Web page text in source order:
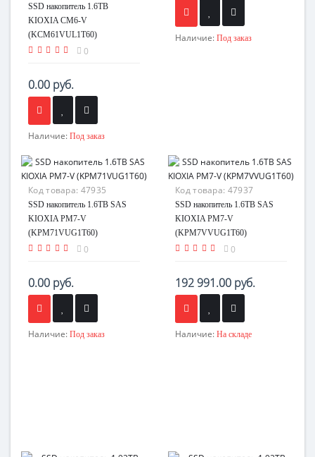
SSD накопитель 1.6TB
KIOXIA CM6-V
(KCM61VUL1T60)
0
0.00 руб.
Наличие: Под заказ
Наличие: Под заказ
Код товара: 47935
SSD накопитель 1.6TB SAS
KIOXIA PM7-V
(KPM71VUG1T60)
0
0.00 руб.
Наличие: Под заказ
Код товара: 47937
SSD накопитель 1.6TB SAS
KIOXIA PM7-V
(KPM7VVUG1T60)
0
192 991.00 руб.
Наличие: На складе